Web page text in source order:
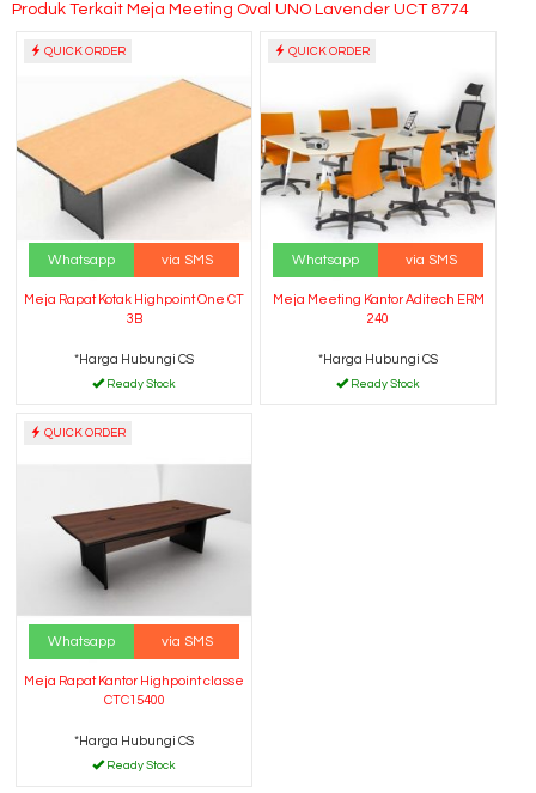
Produk Terkait Meja Meeting Oval UNO Lavender UCT 8774
QUICK ORDER
Whatsapp via SMS
Meja Rapat Kotak Highpoint One CT
3B
*Harga Hubungi CS
Ready Stock
QUICK ORDER
Whatsapp via SMS
Meja Meeting Kantor Aditech ERM
240
*Harga Hubungi CS
Ready Stock
QUICK ORDER
Whatsapp via SMS
Meja Rapat Kantor Highpoint classe
CTC15400
*Harga Hubungi CS
Ready Stock